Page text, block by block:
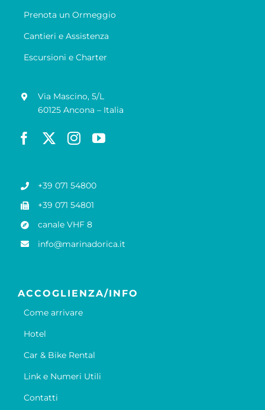
Prenota un Ormeggio
Cantieri e Assistenza
Escursioni e Charter
Via Mascino, 5/L
60125 Ancona – Italia
+39 071 54800
+39 071 54801
canale VHF 8
info@marinadorica.it
ACCOGLIENZA/INFO
Come arrivare
Hotel
Car & Bike Rental
Link e Numeri Utili
Contatti